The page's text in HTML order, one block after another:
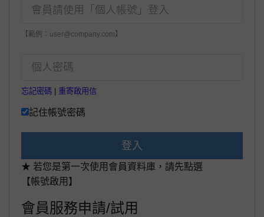
【範例：user@company.com】
忘記密碼 重寄啟用信
記住帳號密碼
登入
★ 若您是第一次使用會員資料庫，請先點選
【帳號啟用】
會員服務申請/試用